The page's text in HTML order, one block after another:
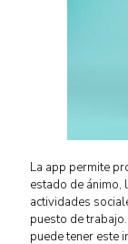
La app permite
estado de ánimo,
actividades
puesto de
puede tener este